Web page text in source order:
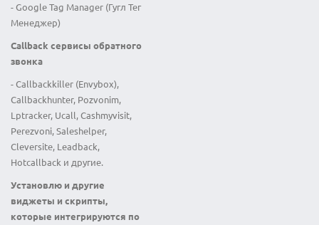
- Google Tag Manager (Гугл Тег
Менеджер)
Callback сервисы обратного
звонка
- Callbackkiller (Envybox),
Callbackhunter, Pozvonim,
Lptracker, Ucall, Cashmyvisit,
Perezvoni, Saleshelper,
Cleversite, Leadback,
Hotcallback и другие.
Установлю и другие
виджеты и скрипты,
которые интегрируются по